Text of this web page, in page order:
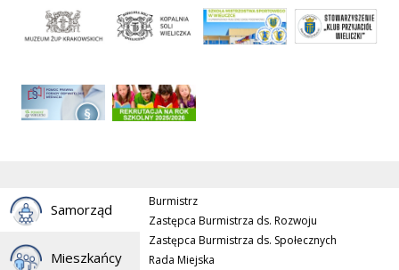
Samorząd
Mieszkańcy
Burmistrz
Zastępca Burmistrza ds. Rozwoju
Zastępca Burmistrza ds. Społecznych
Rada Miejska